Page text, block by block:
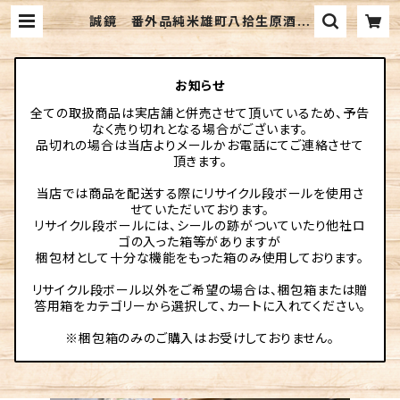
誠鏡 番外品純米雄町八拾生原酒
720ml | 伊勢元酒店online
お知らせ
全ての取扱商品は実店舗と併売させて頂いているため、予告
なく売り切れとなる場合がございます。
品切れの場合は当店よりメールかお電話にてご連絡させて
頂きます。
当店では商品を配送する際にリサイクル段ボールを使用さ
せていただいております。
リサイクル段ボールには、シールの跡がついていたり他社ロ
ゴの入った箱等がありますが
梱包材として十分な機能をもった箱のみ使用しております。
リサイクル段ボール以外をご希望の場合は、梱包箱または贈
答用箱をカテゴリーから選択して、カートに入れてください。
※梱包箱のみのご購入はお受けしておりません。